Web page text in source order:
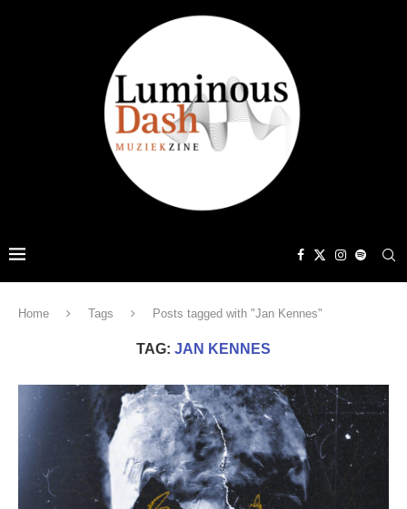
Home Tags Posts tagged with "Jan Kennes"
TAG: JAN KENNES